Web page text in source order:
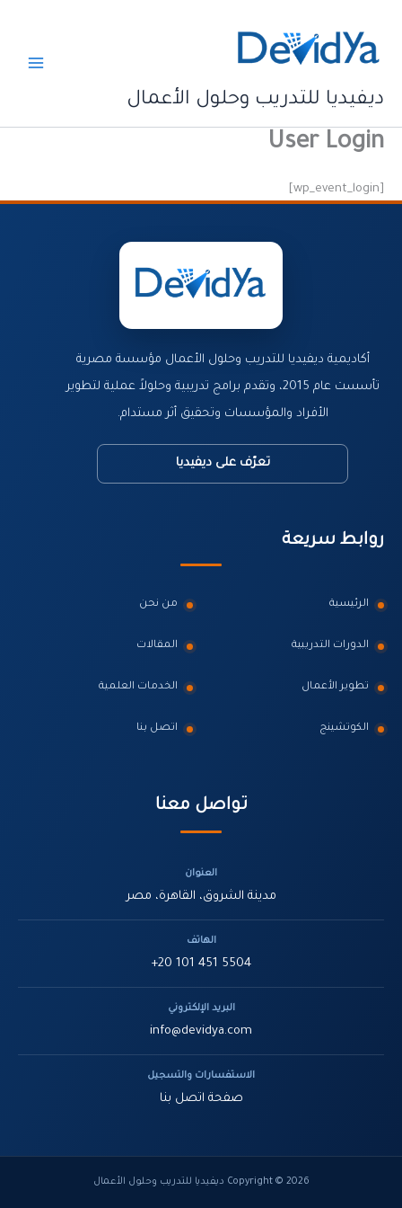
المحتوى
ديفيديا للتدريب وحلول الأعمال
User Login
أكاديمية ديفيديا للتدريب وحلول الأعمال مؤسسة مصرية
تأسست عام 2015، وتقدم برامج تدريبية وحلولاً عملية لتطوير
الأفراد والمؤسسات وتحقيق أثر مستدام.
تعرّف على ديفيديا
روابط سريعة
الرئيسية من نحن
الدورات التدريبية المقالات
تطوير الأعمال الخدمات العلمية
الكوتشينج اتصل بنا
تواصل معنا
العنوان
مدينة الشروق، القاهرة، مصر
الهاتف
+20 101 451 5504
البريد الإلكتروني
info@devidya.com
الاستفسارات والتسجيل
صفحة اتصل بنا
Copyright © 2026 ديفيديا للتدريب وحلول الأعمال